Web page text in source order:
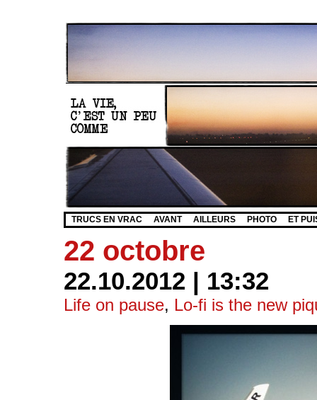
TRUCS EN VRAC AVANT AILLEURS PHOTO ET
22 octobre
22.10.2012 | 13:32
Life on pause, Lo-fi is the new